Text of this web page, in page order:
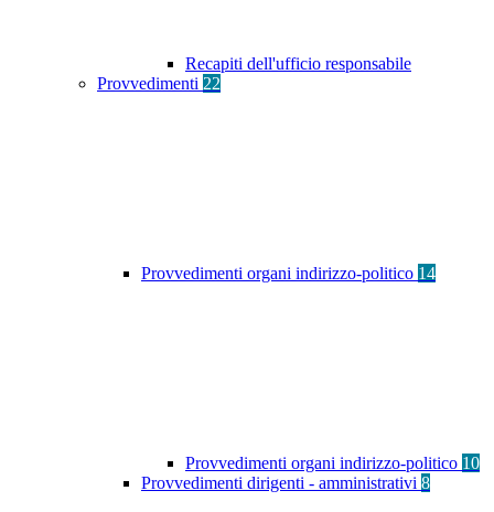
Recapiti dell'ufficio responsabile
Provvedimenti 22
Provvedimenti organi indirizzo-politico 14
Provvedimenti organi indirizzo-politico 10
Provvedimenti dirigenti - amministrativi 8